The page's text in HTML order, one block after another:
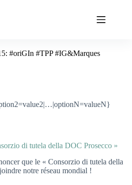
#oriGIn #TPP #IG&Marques
di tutela della DOC Prosecco »
que le « Consorzio di tutela della
notre réseau mondial !